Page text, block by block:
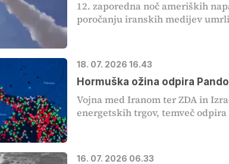
12. zaporedna noč ameriških
poročanju iranskih medijev
18. 07. 2026 16.43
Hormuška ožina odpira
Vojna med Iranom ter ZDA in
energetskih trgov, temveč odpira
16. 07. 2026 06.33